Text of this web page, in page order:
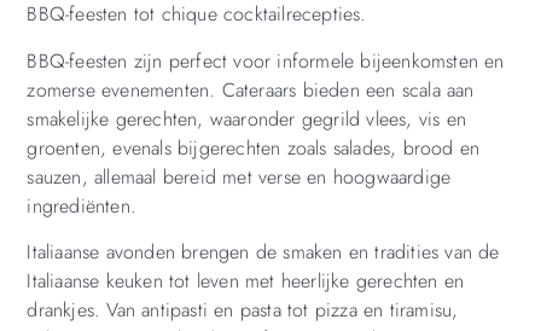
BBQ-feesten tot chique cocktailrecepties.
BBQ-feesten zijn perfect voor informele bijeenkomsten en
zomerse evenementen. Cateraars bieden een scala aan
smakelijke gerechten, waaronder gegrild vlees, vis en
groenten, evenals bijgerechten zoals salades, brood en
sauzen, allemaal bereid met verse en hoogwaardige
ingrediënten.
Italiaanse avonden brengen de smaken en tradities van de
Italiaanse keuken tot leven met heerlijke gerechten en
drankjes. Van antipasti en pasta tot pizza en tiramisu,